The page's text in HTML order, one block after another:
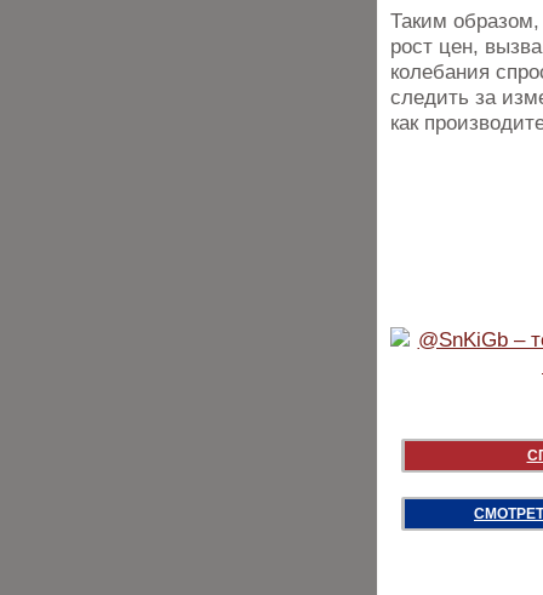
Таким
рост цен,
колебания
следить за
как